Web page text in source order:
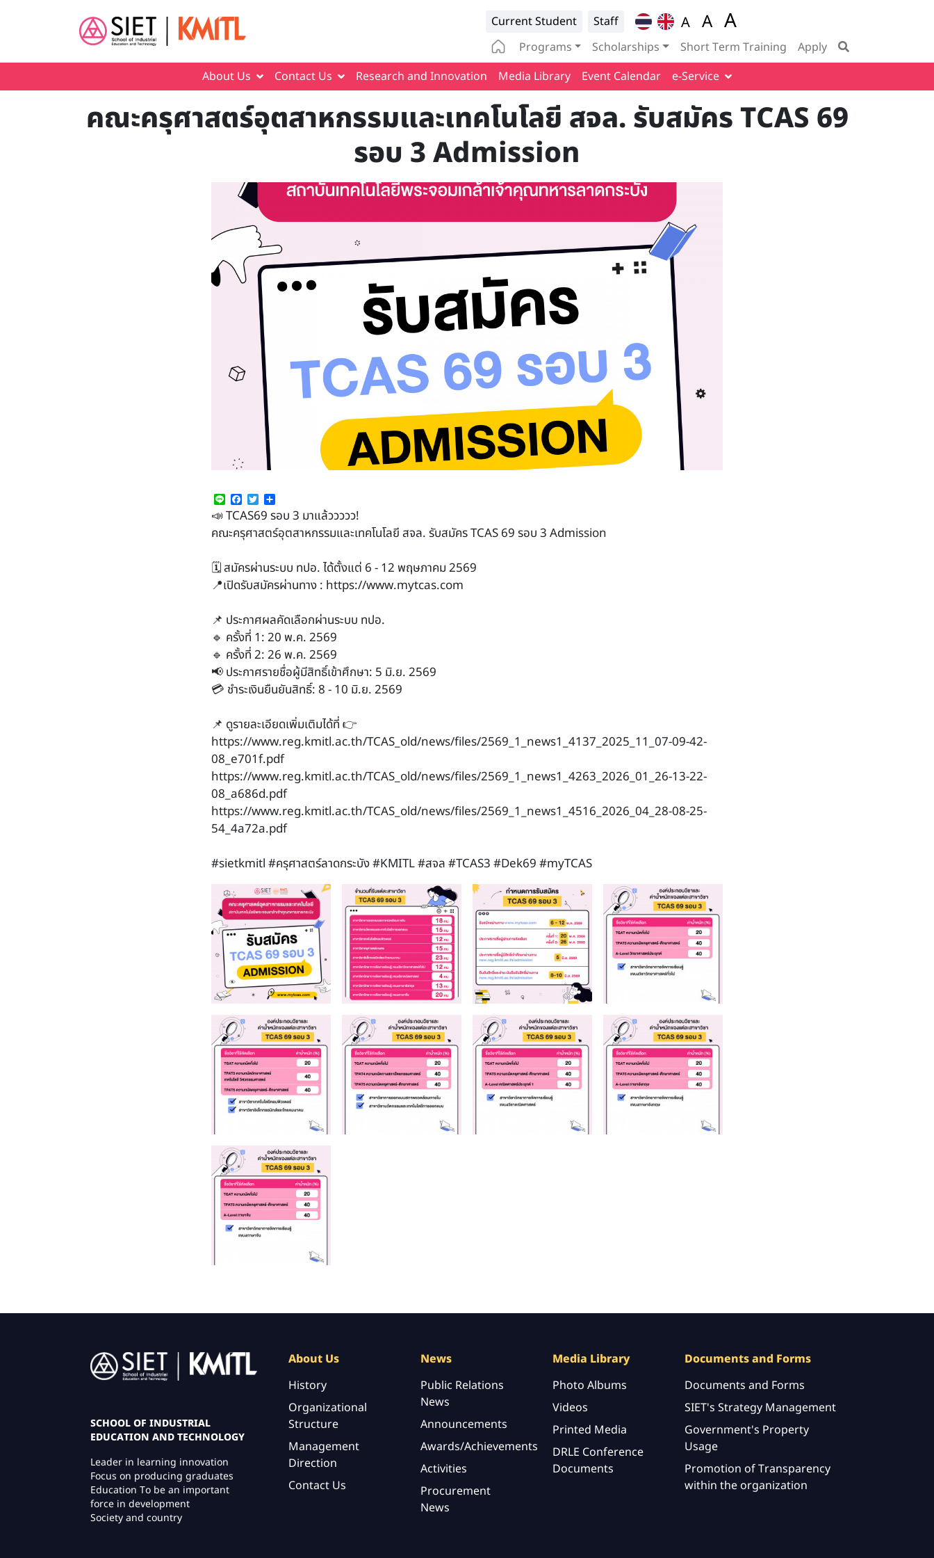
Infomation for
Current Student Staff
A
Set font size to 100%
A
Set font size to 125%
A
Set font size to 150%
Main navigation
Programs Scholarships Short Term Training
Apply
About Us
Contact Us Research and Innovation Media Library Event Calendar e-Service
คณะครุศาสตร์อุตสาหกรรมและเทคโนโลยี สจล. รับสมัคร TCAS 69
รอบ 3 Admission
Line Facebook
Twitter
📣 TCAS69 รอบ 3 มาแล้ววววว!
คณะครุศาสตร์อุตสาหกรรมและเทคโนโลยี สจล. รับสมัคร TCAS 69 รอบ 3 Admission
🗓 สมัครผ่านระบบ ทปอ. ได้ตั้งแต่ 6 - 12 พฤษภาคม 2569
📍เปิดรับสมัครผ่านทาง : https://www.mytcas.com
📌 ประกาศผลคัดเลือกผ่านระบบ ทปอ.
🔹 ครั้งที่ 1: 20 พ.ค. 2569
🔹 ครั้งที่ 2: 26 พ.ค. 2569
📢 ประกาศรายชื่อผู้มีสิทธิ์เข้าศึกษา: 5 มิ.ย. 2569
💳 ชำระเงินยืนยันสิทธิ์: 8 - 10 มิ.ย. 2569
📌 ดูรายละเอียดเพิ่มเติมได้ที่ 👉
https://www.reg.kmitl.ac.th/TCAS_old/news/files/2569_1_news1_4137_2025_11_07-09-42-
08_e701f.pdf
https://www.reg.kmitl.ac.th/TCAS_old/news/files/2569_1_news1_4263_2026_01_26-13-22-
08_a686d.pdf
https://www.reg.kmitl.ac.th/TCAS_old/news/files/2569_1_news1_4516_2026_04_28-08-25-
54_4a72a.pdf
#sietkmitl #ครุศาสตร์ลาดกระบัง #KMITL #สจล #TCAS3 #Dek69 #myTCAS
Image
SCHOOL OF INDUSTRIAL
EDUCATION AND TECHNOLOGY
Leader in learning innovation
Focus on producing graduates
Education To be an important
force in development
Society and country
About Us
History
Organizational
Structure
Management
Direction
Contact Us
News
Public Relations
News
Announcements
Awards/Achievements
Activities
Procurement
News
Media Library
Photo Albums
Videos
Printed Media
DRLE Conference
Documents
Documents and Forms
Documents and Forms
SIET's Strategy Management
Government's Property
Usage
Promotion of Transparency
within the organization